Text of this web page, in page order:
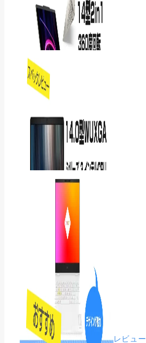
【レビュー】Lenovo
IdeaPad 5i 2-in-1 Gen 11
Aura Edition Gen 11をレ
ビ…
Dell Pro 3シリーズ
(P314260)をレビュー｜14
パソコン レビュー
モニター・ディスプレイ レビュー